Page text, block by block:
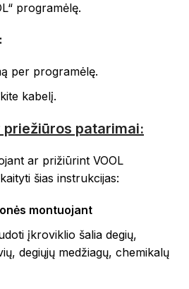
programėlę.
per programėlę.
kabelį.
patarimai:
ar prižiūrint VOOL
šias instrukcijas:
montuojant
įkroviklio šalia degių,
degiųjų medžiagų, chemikalų